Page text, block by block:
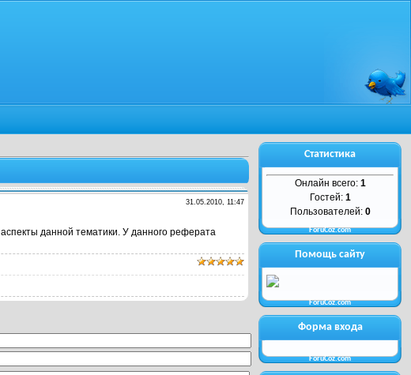
31.05.2010, 11:47
данной тематики. У данного реферата
Статистика
Онлайн всего: 1
Гостей: 1
Пользователей: 0
ForuCoz.com
Помощь сайту
ForuCoz.com
Форма входа
ForuCoz.com